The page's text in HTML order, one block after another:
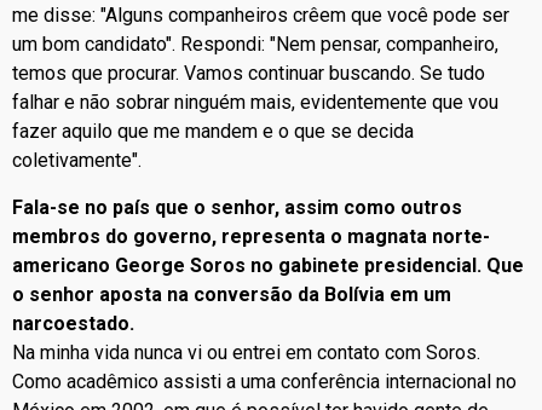
me disse: "Alguns companheiros crêem que você pode ser
um bom candidato". Respondi: "Nem pensar, companheiro,
temos que procurar. Vamos continuar buscando. Se tudo
falhar e não sobrar ninguém mais, evidentemente que vou
fazer aquilo que me mandem e o que se decida
coletivamente".
Fala-se no país que o senhor, assim como outros
membros do governo, representa o magnata norte-
americano George Soros no gabinete presidencial. Que
o senhor aposta na conversão da Bolívia em um
narcoestado.
Na minha vida nunca vi ou entrei em contato com Soros.
Como acadêmico assisti a uma conferência internacional no